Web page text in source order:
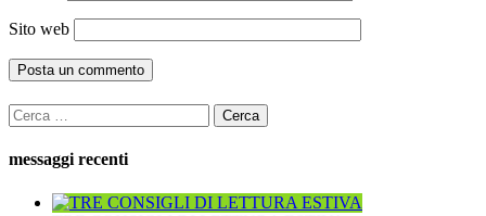
Sito web
Ricerca
per:
messaggi recenti